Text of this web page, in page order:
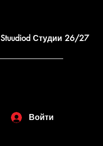
Stuudiod Студии 26/27
Войти